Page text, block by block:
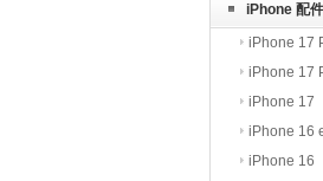
iPhone 配件
iPhone 17
iPhone 17
iPhone 17
iPhone 16
iPhone 16